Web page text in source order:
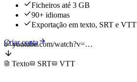
Ficheiros até 3 GB
90+ idiomas
Exportação em texto, SRT e VTT
Criar conta
youtube.com/watch?v=…
Texto SRT VTT